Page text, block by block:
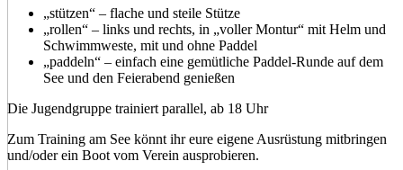
„stützen“ – flache und steile Stütze
„rollen“ – links und rechts, in „voller Montur“ mit Helm und
Schwimmweste, mit und ohne Paddel
„paddeln“ – einfach eine gemütliche Paddel-Runde auf dem
See und den Feierabend genießen
Die Jugendgruppe trainiert parallel, ab 18 Uhr
Zum Training am See könnt ihr eure eigene Ausrüstung mitbringen
und/oder ein Boot vom Verein ausprobieren.